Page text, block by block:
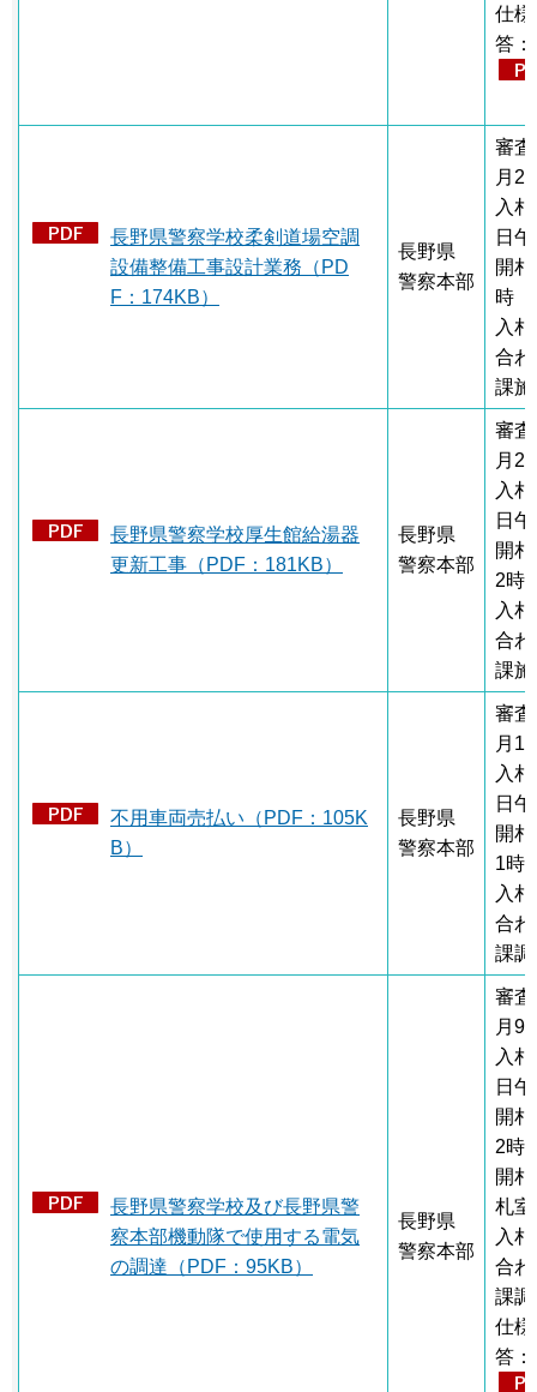
仕
答：
長野県警察学校柔剣道場空調
設備整備工事設計業務（PD
F：174KB）
長野県
警察本部
審
月2
入
日
開
時
入
合
課
長野県警察学校厚生館給湯器
更新工事（PDF：181KB）
長野県
警察本部
審
月
入
日
開
2時
入
合
課
不用車両売払い（PDF：105K
B）
長野県
警察本部
審
月
入
日
開
1時
入
合
課
長野県警察学校及び長野県警
察本部機動隊で使用する電気
の調達（PDF：95KB）
長野県
警察本部
審
月9
入
日
開
2時
開
札室
入
合
課
仕
答：